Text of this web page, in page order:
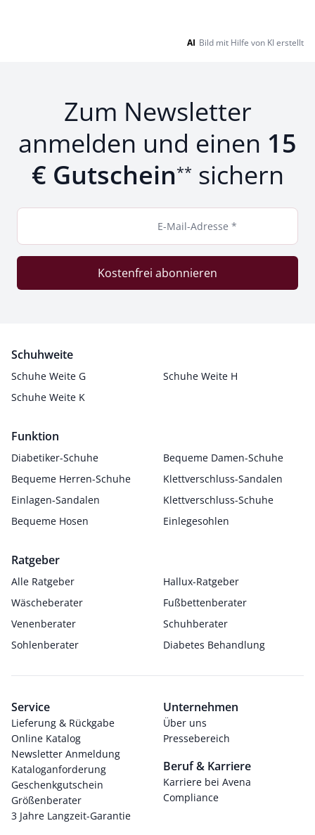
AI Bild mit Hilfe von KI erstellt
Zum Newsletter
anmelden und einen 15
€ Gutschein** sichern
E-Mail-Adresse *
Kostenfrei abonnieren
Schuhweite
Schuhe Weite G
Schuhe Weite H
Schuhe Weite K
Funktion
Diabetiker-Schuhe
Bequeme Damen-Schuhe
Bequeme Herren-Schuhe
Klettverschluss-Sandalen
Einlagen-Sandalen
Klettverschluss-Schuhe
Bequeme Hosen
Einlegesohlen
Ratgeber
Alle Ratgeber
Hallux-Ratgeber
Wäscheberater
Fußbettenberater
Venenberater
Schuhberater
Sohlenberater
Diabetes Behandlung
Service
Lieferung & Rückgabe
Online Katalog
Newsletter Anmeldung
Kataloganforderung
Geschenkgutschein
Größenberater
3 Jahre Langzeit-Garantie
Unternehmen
Über uns
Pressebereich
Beruf & Karriere
Karriere bei Avena
Compliance